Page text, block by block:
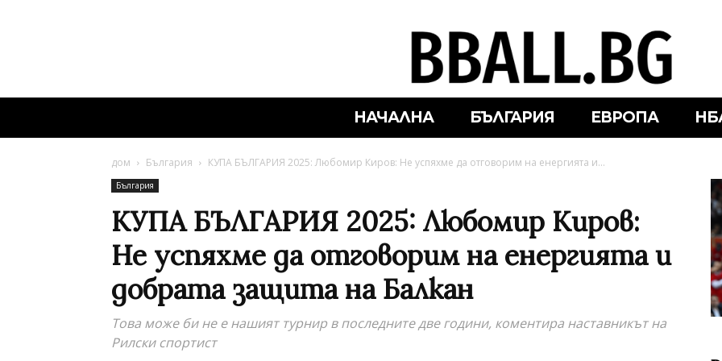
НАЧАЛНА БЪЛГАРИЯ ЕВРОПА
дом България КУПА БЪЛГАРИЯ 2025: Любомир Киров: Не успяхме да отговорим на енергията и...
България
КУПА БЪЛГАРИЯ 2025: Любомир Киров:
Не успяхме да отговорим на енергията и
добрата защита на Балкан
Това може би не е нашият турнир в последните две години, коментира наставникът на
Рилски спортист